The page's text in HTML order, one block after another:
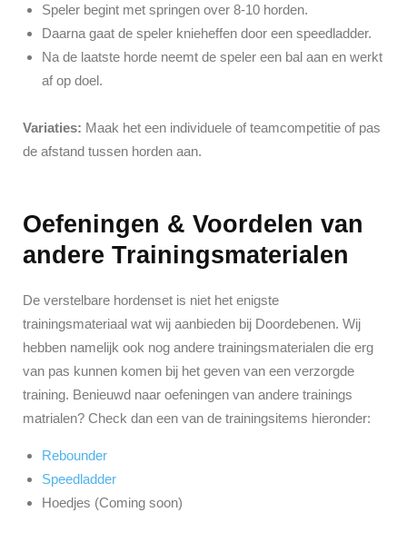
Speler begint met springen over 8-10 horden.
Daarna gaat de speler knieheffen door een speedladder.
Na de laatste horde neemt de speler een bal aan en werkt
af op doel.
Variaties: Maak het een individuele of teamcompetitie of pas
de afstand tussen horden aan.
Oefeningen & Voordelen van
andere Trainingsmaterialen
De verstelbare hordenset is niet het enigste
trainingsmateriaal wat wij aanbieden bij Doordebenen. Wij
hebben namelijk ook nog andere trainingsmaterialen die erg
van pas kunnen komen bij het geven van een verzorgde
training. Benieuwd naar oefeningen van andere trainings
matrialen? Check dan een van de trainingsitems hieronder:
Rebounder
Speedladder
Hoedjes (Coming soon)